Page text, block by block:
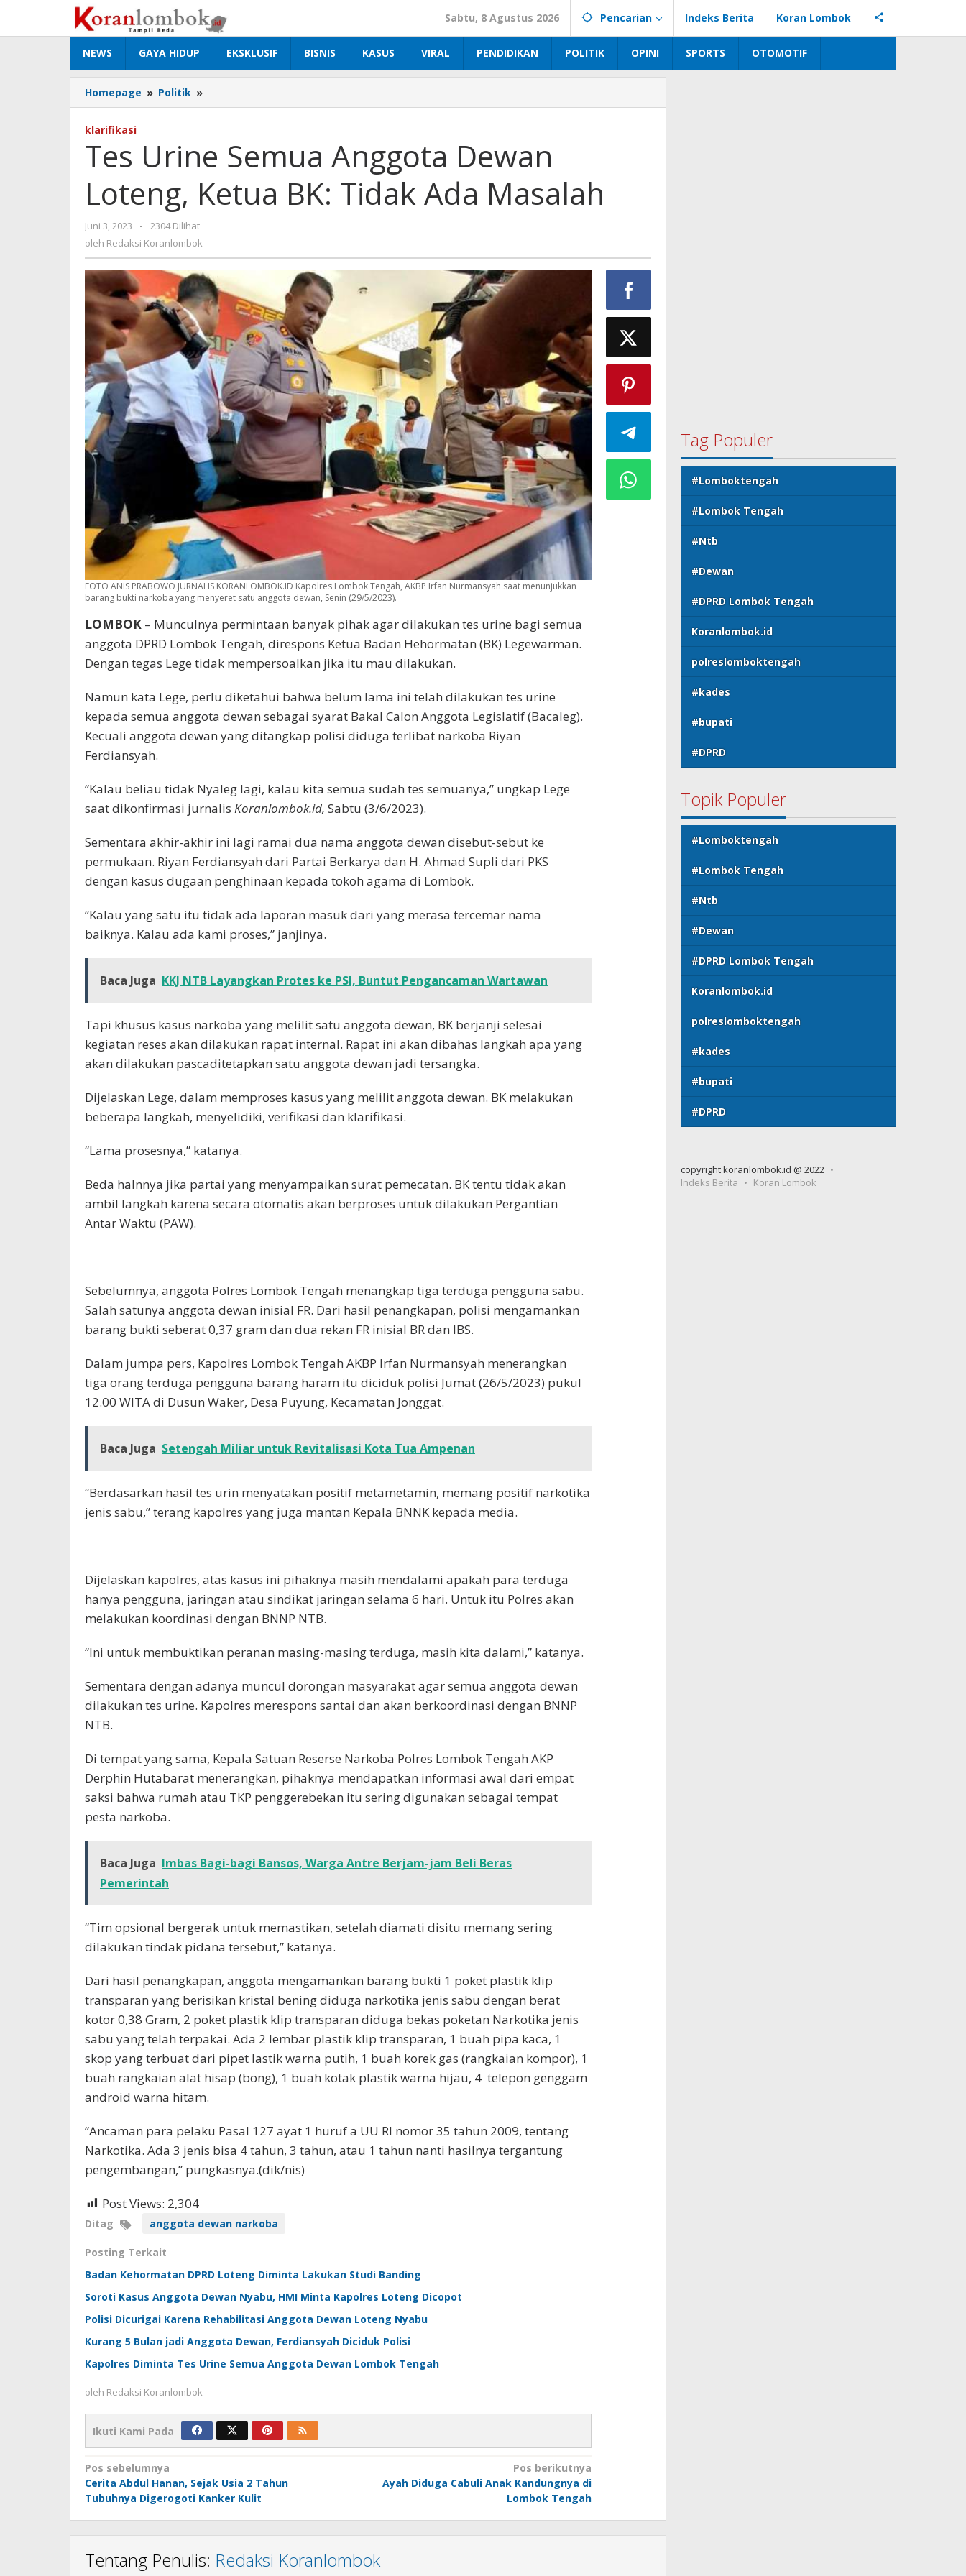
konten
Sabtu, 8 Agustus 2026 Pencarian Indeks Berita Koran Lombok
NEWS GAYA HIDUP EKSKLUSIF BISNIS KASUS VIRAL PENDIDIKAN POLITIK OPINI SPORTS OTOMOTIF
Homepage » Politik »
Urine
Dewan
Loteng,
Ketua
BK:
klarifikasi
Tes Urine Semua Anggota Dewan
Loteng, Ketua BK: Tidak Ada Masalah
Juni 3, 2023
oleh
Redaksi
-
2304 Dilihat
oleh Redaksi Koranlombok
FOTO ANIS PRABOWO JURNALIS KORANLOMBOK.ID Kapolres Lombok Tengah, AKBP Irfan Nurmansyah saat menunjukkan
barang bukti narkoba yang menyeret satu anggota dewan, Senin (29/5/2023).
LOMBOK – Munculnya permintaan banyak pihak agar dilakukan tes urine bagi semua
anggota DPRD Lombok Tengah, direspons Ketua Badan Hehormatan (BK) Legewarman.
Dengan tegas Lege tidak mempersoalkan jika itu mau dilakukan.
Namun kata Lege, perlu diketahui bahwa belum lama ini telah dilakukan tes urine
kepada semua anggota dewan sebagai syarat Bakal Calon Anggota Legislatif (Bacaleg).
Kecuali anggota dewan yang ditangkap polisi diduga terlibat narkoba Riyan
Ferdiansyah.
“Kalau beliau tidak Nyaleg lagi, kalau kita semua sudah tes semuanya,” ungkap Lege
saat dikonfirmasi jurnalis Koranlombok.id, Sabtu (3/6/2023).
Sementara akhir-akhir ini lagi ramai dua nama anggota dewan disebut-sebut ke
permukaan. Riyan Ferdiansyah dari Partai Berkarya dan H. Ahmad Supli dari PKS
dengan kasus dugaan penghinaan kepada tokoh agama di Lombok.
“Kalau yang satu itu tidak ada laporan masuk dari yang merasa tercemar nama
baiknya. Kalau ada kami proses,” janjinya.
Baca Juga KKJ NTB Layangkan Protes ke PSI, Buntut Pengancaman Wartawan
Tapi khusus kasus narkoba yang melilit satu anggota dewan, BK berjanji selesai
kegiatan reses akan dilakukan rapat internal. Rapat ini akan dibahas langkah apa yang
akan dilakukan pascaditetapkan satu anggota dewan jadi tersangka.
Dijelaskan Lege, dalam memproses kasus yang melilit anggota dewan. BK melakukan
beberapa langkah, menyelidiki, verifikasi dan klarifikasi.
“Lama prosesnya,” katanya.
Beda halnnya jika partai yang menyampaikan surat pemecatan. BK tentu tidak akan
ambil langkah karena secara otomatis akan berproses untuk dilakukan Pergantian
Antar Waktu (PAW).
Sebelumnya, anggota Polres Lombok Tengah menangkap tiga terduga pengguna sabu.
Salah satunya anggota dewan inisial FR. Dari hasil penangkapan, polisi mengamankan
barang bukti seberat 0,37 gram dan dua rekan FR inisial BR dan IBS.
Dalam jumpa pers, Kapolres Lombok Tengah AKBP Irfan Nurmansyah menerangkan
tiga orang terduga pengguna barang haram itu diciduk polisi Jumat (26/5/2023) pukul
12.00 WITA di Dusun Waker, Desa Puyung, Kecamatan Jonggat.
Baca Juga Setengah Miliar untuk Revitalisasi Kota Tua Ampenan
“Berdasarkan hasil tes urin menyatakan positif metametamin, memang positif narkotika
jenis sabu,” terang kapolres yang juga mantan Kepala BNNK kepada media.
Dijelaskan kapolres, atas kasus ini pihaknya masih mendalami apakah para terduga
hanya pengguna, jaringan atau sindikat jaringan selama 6 hari. Untuk itu Polres akan
melakukan koordinasi dengan BNNP NTB.
“Ini untuk membuktikan peranan masing-masing terduga, masih kita dalami,” katanya.
Sementara dengan adanya muncul dorongan masyarakat agar semua anggota dewan
dilakukan tes urine. Kapolres merespons santai dan akan berkoordinasi dengan BNNP
NTB.
Di tempat yang sama, Kepala Satuan Reserse Narkoba Polres Lombok Tengah AKP
Derphin Hutabarat menerangkan, pihaknya mendapatkan informasi awal dari empat
saksi bahwa rumah atau TKP penggerebekan itu sering digunakan sebagai tempat
pesta narkoba.
Baca Juga Imbas Bagi-bagi Bansos, Warga Antre Berjam-jam Beli Beras
Pemerintah
“Tim opsional bergerak untuk memastikan, setelah diamati disitu memang sering
dilakukan tindak pidana tersebut,” katanya.
Dari hasil penangkapan, anggota mengamankan barang bukti 1 poket plastik klip
transparan yang berisikan kristal bening diduga narkotika jenis sabu dengan berat
kotor 0,38 Gram, 2 poket plastik klip transparan diduga bekas poketan Narkotika jenis
sabu yang telah terpakai. Ada 2 lembar plastik klip transparan, 1 buah pipa kaca, 1
skop yang terbuat dari pipet lastik warna putih, 1 buah korek gas (rangkaian kompor), 1
buah rangkaian alat hisap (bong), 1 buah kotak plastik warna hijau, 4 telepon genggam
android warna hitam.
“Ancaman para pelaku Pasal 127 ayat 1 huruf a UU RI nomor 35 tahun 2009, tentang
Narkotika. Ada 3 jenis bisa 4 tahun, 3 tahun, atau 1 tahun nanti hasilnya tergantung
pengembangan,” pungkasnya.(dik/nis)
Post Views: 2,304
Ditag anggota dewan narkoba
Posting Terkait
Badan Kehormatan DPRD Loteng Diminta Lakukan Studi Banding
Soroti Kasus Anggota Dewan Nyabu, HMI Minta Kapolres Loteng Dicopot
Polisi Dicurigai Karena Rehabilitasi Anggota Dewan Loteng Nyabu
Kurang 5 Bulan jadi Anggota Dewan, Ferdiansyah Diciduk Polisi
Kapolres Diminta Tes Urine Semua Anggota Dewan Lombok Tengah
oleh Redaksi Koranlombok
Ikuti Kami Pada
Navigasi
pos
Pos sebelumnya
Cerita Abdul Hanan, Sejak Usia 2 Tahun
Tubuhnya Digerogoti Kanker Kulit
Pos berikutnya
Ayah Diduga Cabuli Anak Kandungnya di
Lombok Tengah
Tentang Penulis: Redaksi Koranlombok
Tag Populer
#Lomboktengah
#Lombok Tengah
#Ntb
#Dewan
#DPRD Lombok Tengah
Koranlombok.id
polreslomboktengah
#kades
#bupati
#DPRD
Topik Populer
#Lomboktengah
#Lombok Tengah
#Ntb
#Dewan
#DPRD Lombok Tengah
Koranlombok.id
polreslomboktengah
#kades
#bupati
#DPRD
copyright koranlombok.id @ 2022
Indeks Berita
Koran Lombok